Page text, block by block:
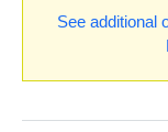
See additional